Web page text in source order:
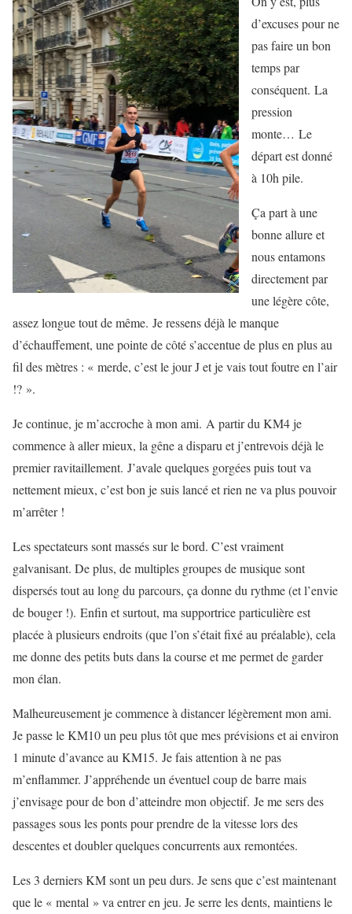
d’excuses pour ne
pas faire un bon
temps par
conséquent. La
pression
monte… Le
départ est donné
à 10h pile.
Ça part à une
bonne allure et
nous entamons
directement par
une légère côte,
assez longue tout de même. Je ressens déjà le manque
d’échauffement, une pointe de côté s’accentue de plus en plus au
fil des mètres : « merde, c’est le jour J et je vais tout foutre en l’air
!? ».
Je continue, je m’accroche à mon ami. A partir du KM4 je
commence à aller mieux, la gêne a disparu et j’entrevois déjà le
premier ravitaillement. J’avale quelques gorgées puis tout va
nettement mieux, c’est bon je suis lancé et rien ne va plus pouvoir
m’arrêter !
Les spectateurs sont massés sur le bord. C’est vraiment
galvanisant. De plus, de multiples groupes de musique sont
dispersés tout au long du parcours, ça donne du rythme (et l’envie
de bouger !). Enfin et surtout, ma supportrice particulière est
placée à plusieurs endroits (que l’on s’était fixé au préalable), cela
me donne des petits buts dans la course et me permet de garder
mon élan.
Malheureusement je commence à distancer légèrement mon ami.
Je passe le KM10 un peu plus tôt que mes prévisions et ai environ
1 minute d’avance au KM15. Je fais attention à ne pas
m’enflammer. J’appréhende un éventuel coup de barre mais
j’envisage pour de bon d’atteindre mon objectif. Je me sers des
passages sous les ponts pour prendre de la vitesse lors des
descentes et doubler quelques concurrents aux remontées.
Les 3 derniers KM sont un peu durs. Je sens que c’est maintenant
que le « mental » va entrer en jeu. Je serre les dents, maintiens le